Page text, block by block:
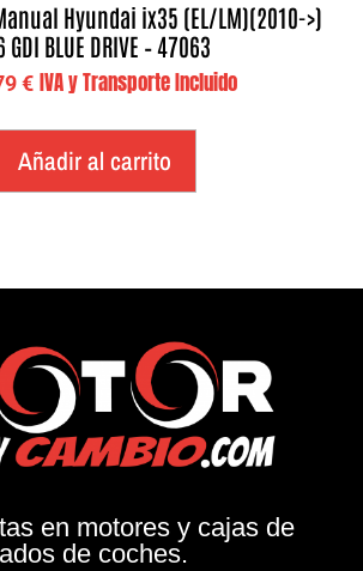
Hyundai ix35 (EL/LM)(2010->)
GDI BLUE DRIVE – 47063
€ IVA y Transporte Incluido
Añadir al carrito
en motores y cajas de
de coches.